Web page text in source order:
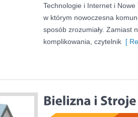
Technologie i Internet i
w którym nowoczesna
sposób zrozumiały. Zamiast
komplikowania, czytelnik [